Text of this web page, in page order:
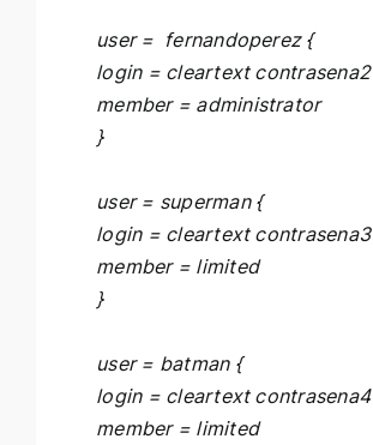
user = fernandoperez {
login = cleartext contrasena2
member = administrator
}
user = superman {
login = cleartext contrasena3
member = limited
}
user = batman {
login = cleartext contrasena4
member = limited